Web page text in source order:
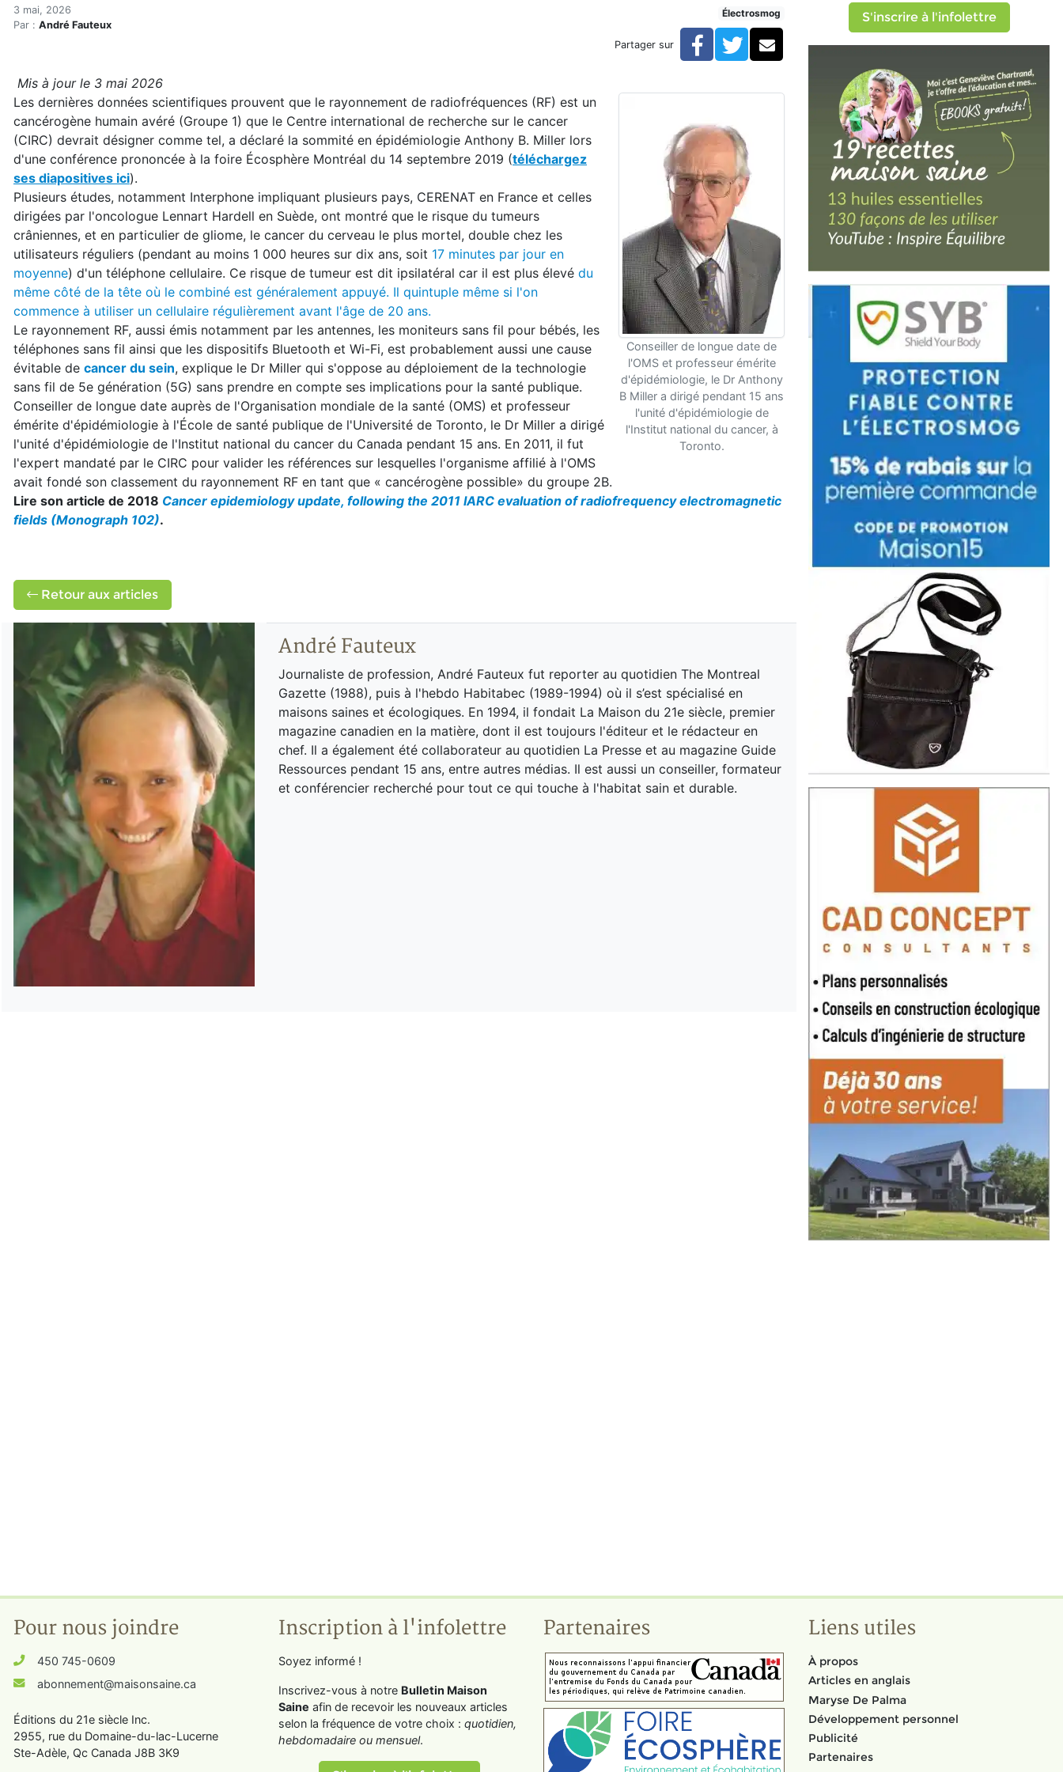
Accueil
Articles
Les preuves que les ondes radio sont cancérogènes
3 mai, 2026
Par : André Fauteux
Électrosmog
Partager sur Facebook
TwitterCourriel
Mis à jour le 3 mai 2026
Conseiller de longue date de
l'OMS et professeur émérite
d'épidémiologie, le Dr Anthony
B Miller a dirigé pendant 15 ans
l'unité d'épidémiologie de
l'Institut national du cancer, à
Toronto.
Les dernières données scientifiques prouvent que le rayonnement de radiofréquences (RF) est un
cancérogène humain avéré (Groupe 1) que le Centre international de recherche sur le cancer
(CIRC) devrait désigner comme tel, a déclaré la sommité en épidémiologie Anthony B. Miller lors
d'une conférence prononcée à la foire Écosphère Montréal du 14 septembre 2019 (téléchargez
ses diapositives ici).
Plusieurs études, notamment Interphone impliquant plusieurs pays, CERENAT en France et celles
dirigées par l'oncologue Lennart Hardell en Suède, ont montré que le risque du tumeurs
crâniennes, et en particulier de gliome, le cancer du cerveau le plus mortel, double chez les
utilisateurs réguliers (pendant au moins 1 000 heures sur dix ans, soit 17 minutes par jour en
moyenne) d'un téléphone cellulaire. Ce risque de tumeur est dit ipsilatéral car il est plus élevé du
même côté de la tête où le combiné est généralement appuyé. Il quintuple même si l'on
commence à utiliser un cellulaire régulièrement avant l'âge de 20 ans.
Le rayonnement RF, aussi émis notamment par les antennes, les moniteurs sans fil pour bébés, les
téléphones sans fil ainsi que les dispositifs Bluetooth et Wi-Fi, est probablement aussi une cause
évitable de cancer du sein, explique le Dr Miller qui s'oppose au déploiement de la technologie
sans fil de 5e génération (5G) sans prendre en compte ses implications pour la santé publique.
Conseiller de longue date auprès de l'Organisation mondiale de la santé (OMS) et professeur
émérite d'épidémiologie à l'École de santé publique de l'Université de Toronto, le Dr Miller a dirigé
l'unité d'épidémiologie de l'Institut national du cancer du Canada pendant 15 ans. En 2011, il fut
l'expert mandaté par le CIRC pour valider les références sur lesquelles l'organisme affilié à l'OMS
avait fondé son classement du rayonnement RF en tant que « cancérogène possible» du groupe 2B.
Lire son article de 2018 Cancer epidemiology update, following the 2011 IARC evaluation of radiofrequency electromagnetic
fields (Monograph 102).
Retour aux articles
André Fauteux
Journaliste de profession, André Fauteux fut reporter au quotidien The Montreal
Gazette (1988), puis à l'hebdo Habitabec (1989-1994) où il s’est spécialisé en
maisons saines et écologiques. En 1994, il fondait La Maison du 21e siècle, premier
magazine canadien en la matière, dont il est toujours l'éditeur et le rédacteur en
chef. Il a également été collaborateur au quotidien La Presse et au magazine Guide
Ressources pendant 15 ans, entre autres médias. Il est aussi un conseiller, formateur
et conférencier recherché pour tout ce qui touche à l'habitat sain et durable.
S'inscrire à l'infolettre
Pour nous joindre
450 745-0609
abonnement@maisonsaine.ca
Éditions du 21e siècle Inc.
2955, rue du Domaine-du-lac-Lucerne
Ste-Adèle, Qc Canada J8B 3K9
Inscription à l'infolettre
Soyez informé !
Inscrivez-vous à notre Bulletin Maison
Saine afin de recevoir les nouveaux articles
selon la fréquence de votre choix : quotidien,
hebdomadaire ou mensuel.
Partenaires Liens utiles
À propos
Articles en anglais
Maryse De Palma
Développement personnel
Publicité
Partenaires